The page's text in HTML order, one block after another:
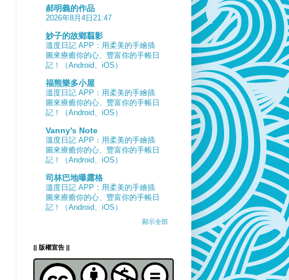
郝明義的作品
2026年8月4日21:47
妙子的故鄉翦影
溫度日記 APP：用柔美的手繪插
圖來療癒你的心、豐富你的手帳日
記！（Android、iOS）
福熊樂多小屋
溫度日記 APP：用柔美的手繪插
圖來療癒你的心、豐富你的手帳日
記！（Android、iOS）
Vanny's Note
溫度日記 APP：用柔美的手繪插
圖來療癒你的心、豐富你的手帳日
記！（Android、iOS）
司林巴地曝露格
溫度日記 APP：用柔美的手繪插
圖來療癒你的心、豐富你的手帳日
記！（Android、iOS）
顯示全部
|| 版權宣告 ||